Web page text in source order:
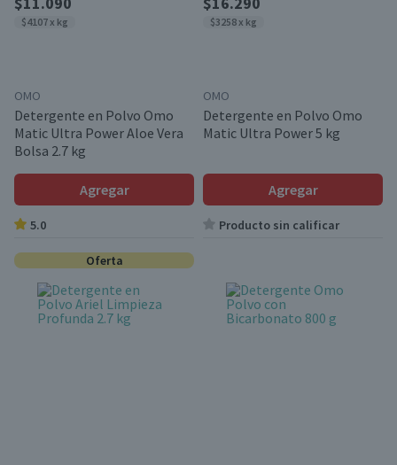
$4107 x kg
OMO
Detergente en Polvo Omo
Matic Ultra Power Aloe Vera
Bolsa 2.7 kg
Agregar
5.0
$3258 x kg
OMO
Detergente en Polvo Omo
Matic Ultra Power 5 kg
Agregar
Producto sin calificar
Oferta